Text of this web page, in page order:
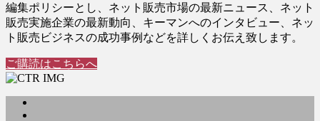
編集ポリシーとし、ネット販売市場の最新ニュース、ネット
販売実施企業の最新動向、キーマンへのインタビュー、ネッ
ト販売ビジネスの成功事例などを詳しくお伝え致します。
ご購読はこちらへ